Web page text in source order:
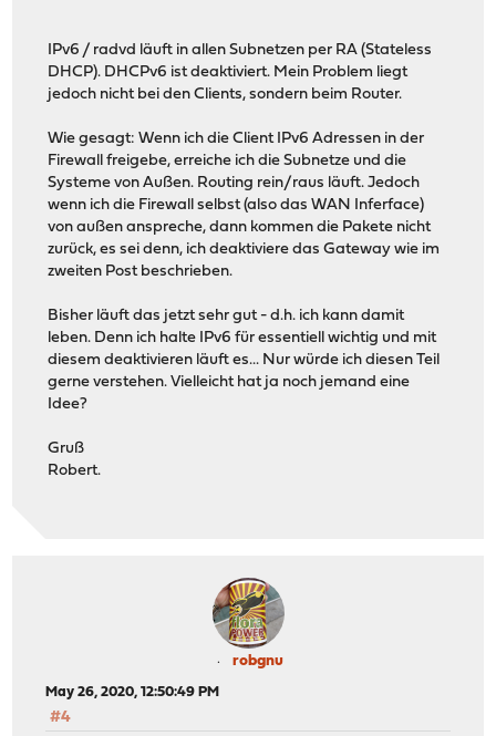
IPv6 / radvd läuft in allen Subnetzen per RA (Stateless
DHCP). DHCPv6 ist deaktiviert. Mein Problem liegt
jedoch nicht bei den Clients, sondern beim Router.
Wie gesagt: Wenn ich die Client IPv6 Adressen in der
Firewall freigebe, erreiche ich die Subnetze und die
Systeme von Außen. Routing rein/raus läuft. Jedoch
wenn ich die Firewall selbst (also das WAN Inferface)
von außen anspreche, dann kommen die Pakete nicht
zurück, es sei denn, ich deaktiviere das Gateway wie im
zweiten Post beschrieben.
Bisher läuft das jetzt sehr gut - d.h. ich kann damit
leben. Denn ich halte IPv6 für essentiell wichtig und mit
diesem deaktivieren läuft es... Nur würde ich diesen Teil
gerne verstehen. Vielleicht hat ja noch jemand eine
Idee?
Gruß
Robert.
robgnu
May 26, 2020, 12:50:49 PM
#4